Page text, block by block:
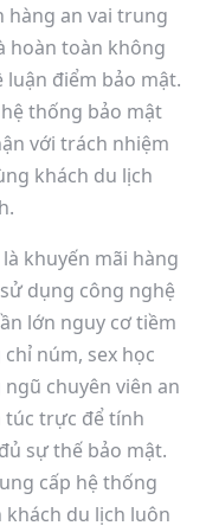
hàng an vai trung
hoàn toàn không
điểm bảo mật.
thống bảo mật
với trách nhiệm
khách du lịch
khuyến mãi hàng
dụng công nghệ
lớn nguy cơ tiềm
núm, sex học
chuyên viên an
túc trực để tính
sự thế bảo mật.
cấp hệ thống
du lịch luôn